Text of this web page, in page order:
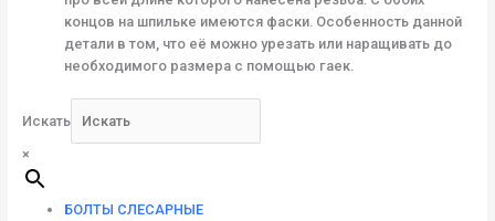
концов на шпильке имеются фаски. Особенность данной
детали в том, что её можно урезать или наращивать до
необходимого размера с помощью гаек.
Искать
×
БОЛТЫ СЛЕСАРНЫЕ